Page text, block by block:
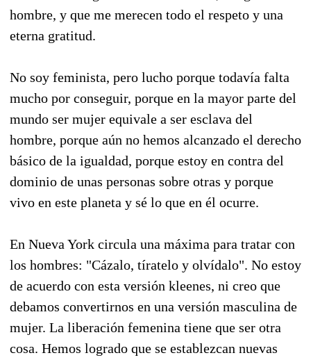
hombre, y que me merecen todo el respeto y una
eterna gratitud.
No soy feminista, pero lucho porque todavía falta
mucho por conseguir, porque en la mayor parte del
mundo ser mujer equivale a ser esclava del
hombre, porque aún no hemos alcanzado el derecho
básico de la igualdad, porque estoy en contra del
dominio de unas personas sobre otras y porque
vivo en este planeta y sé lo que en él ocurre.
En Nueva York circula una máxima para tratar con
los hombres: "Cázalo, tíratelo y olvídalo". No estoy
de acuerdo con esta versión kleenes, ni creo que
debamos convertirnos en una versión masculina de
mujer. La liberación femenina tiene que ser otra
cosa. Hemos logrado que se establezcan nuevas